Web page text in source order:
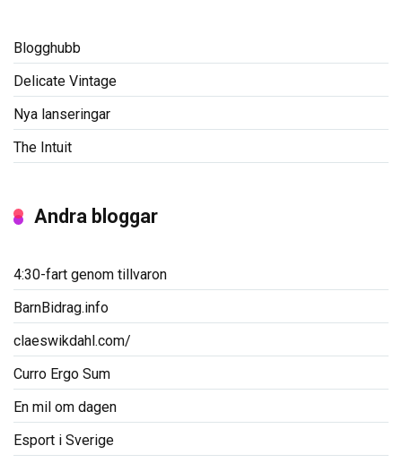
Blogghubb
Delicate Vintage
Nya lanseringar
The Intuit
Andra bloggar
4:30-fart genom tillvaron
BarnBidrag.info
claeswikdahl.com/
Curro Ergo Sum
En mil om dagen
Esport i Sverige